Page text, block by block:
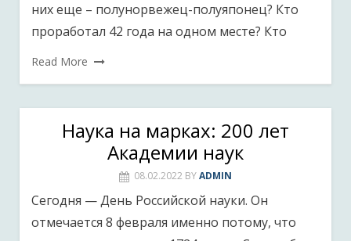
них еще – полунорвежец-полуяпонец? Кто
проработал 42 года на одном месте? Кто
Read More
Наука на марках: 200 лет
Академии наук
08.02.2022 BYADMIN
Сегодня — День Российской науки. Он
отмечается 8 февраля именно потому, что